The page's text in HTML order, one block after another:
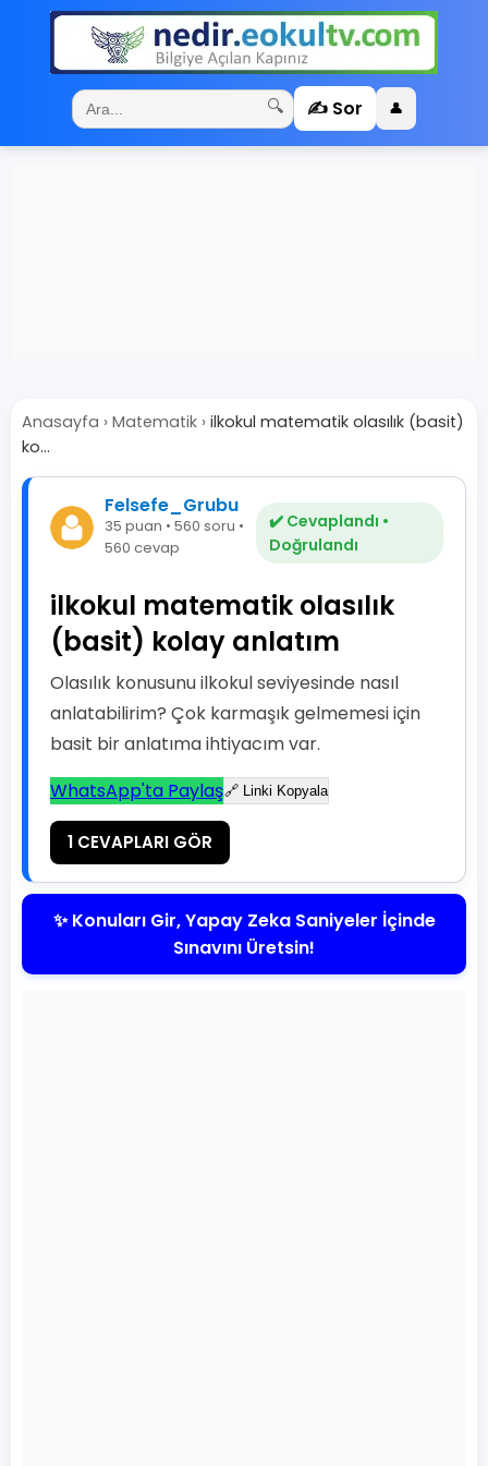
🔍 ✍️ Sor 👤
Anasayfa › Matematik › ilkokul matematik olasılık (basit)
ko...
Felsefe_Grubu
35 puan • 560 soru •
560 cevap
✔️ Cevaplandı •
Doğrulandı
ilkokul matematik olasılık
(basit) kolay anlatım
Olasılık konusunu ilkokul seviyesinde nasıl
anlatabilirim? Çok karmaşık gelmemesi için
basit bir anlatıma ihtiyacım var.
WhatsApp'ta Paylaş🔗 Linki Kopyala
1 CEVAPLARI GÖR
✨ Konuları Gir, Yapay Zeka Saniyeler İçinde
Sınavını Üretsin!